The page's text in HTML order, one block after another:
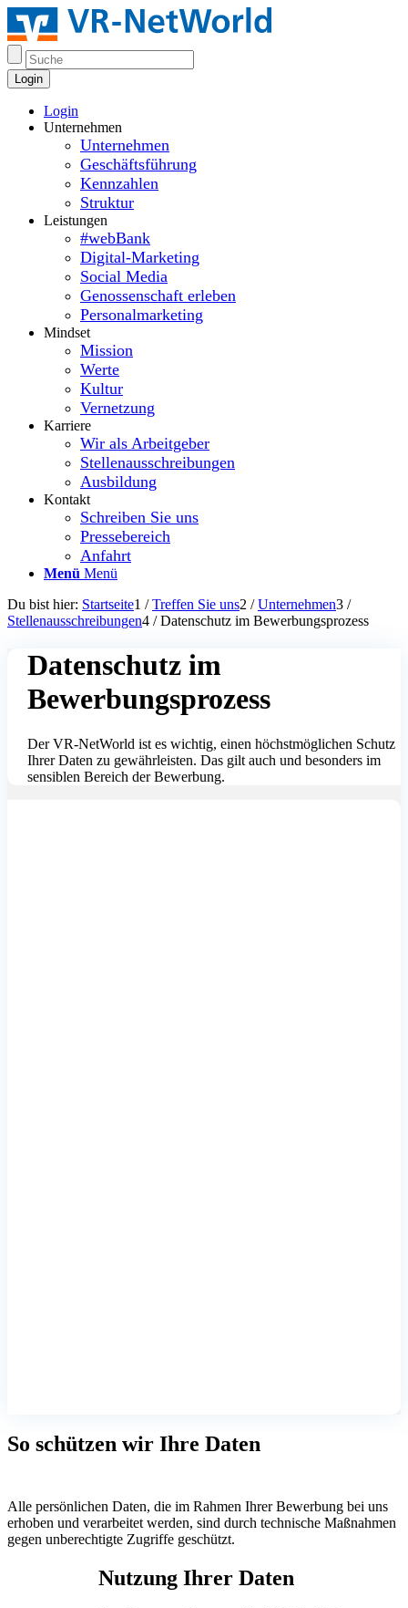
Login
Login
Unternehmen
Unternehmen
Geschäftsführung
Kennzahlen
Struktur
Leistungen
#webBank
Digital-Marketing
Social Media
Genossenschaft erleben
Personalmarketing
Mindset
Mission
Werte
Kultur
Vernetzung
Karriere
Wir als Arbeitgeber
Stellenausschreibungen
Ausbildung
Kontakt
Schreiben Sie uns
Pressebereich
Anfahrt
Menü Menü
Du bist hier: Startseite1 / Treffen Sie uns2 / Unternehmen3 /
Stellenausschreibungen4 / Datenschutz im Bewerbungsprozess
Datenschutz im
Bewerbungsprozess
Der VR-NetWorld ist es wichtig, einen höchstmöglichen Schutz
Ihrer Daten zu gewährleisten. Das gilt auch und besonders im
sensiblen Bereich der Bewerbung.
So schützen wir Ihre Daten
Alle persönlichen Daten, die im Rahmen Ihrer Bewerbung bei uns
erhoben und verarbeitet werden, sind durch technische Maßnahmen
gegen unberechtigte Zugriffe geschützt.
Nutzung Ihrer Daten